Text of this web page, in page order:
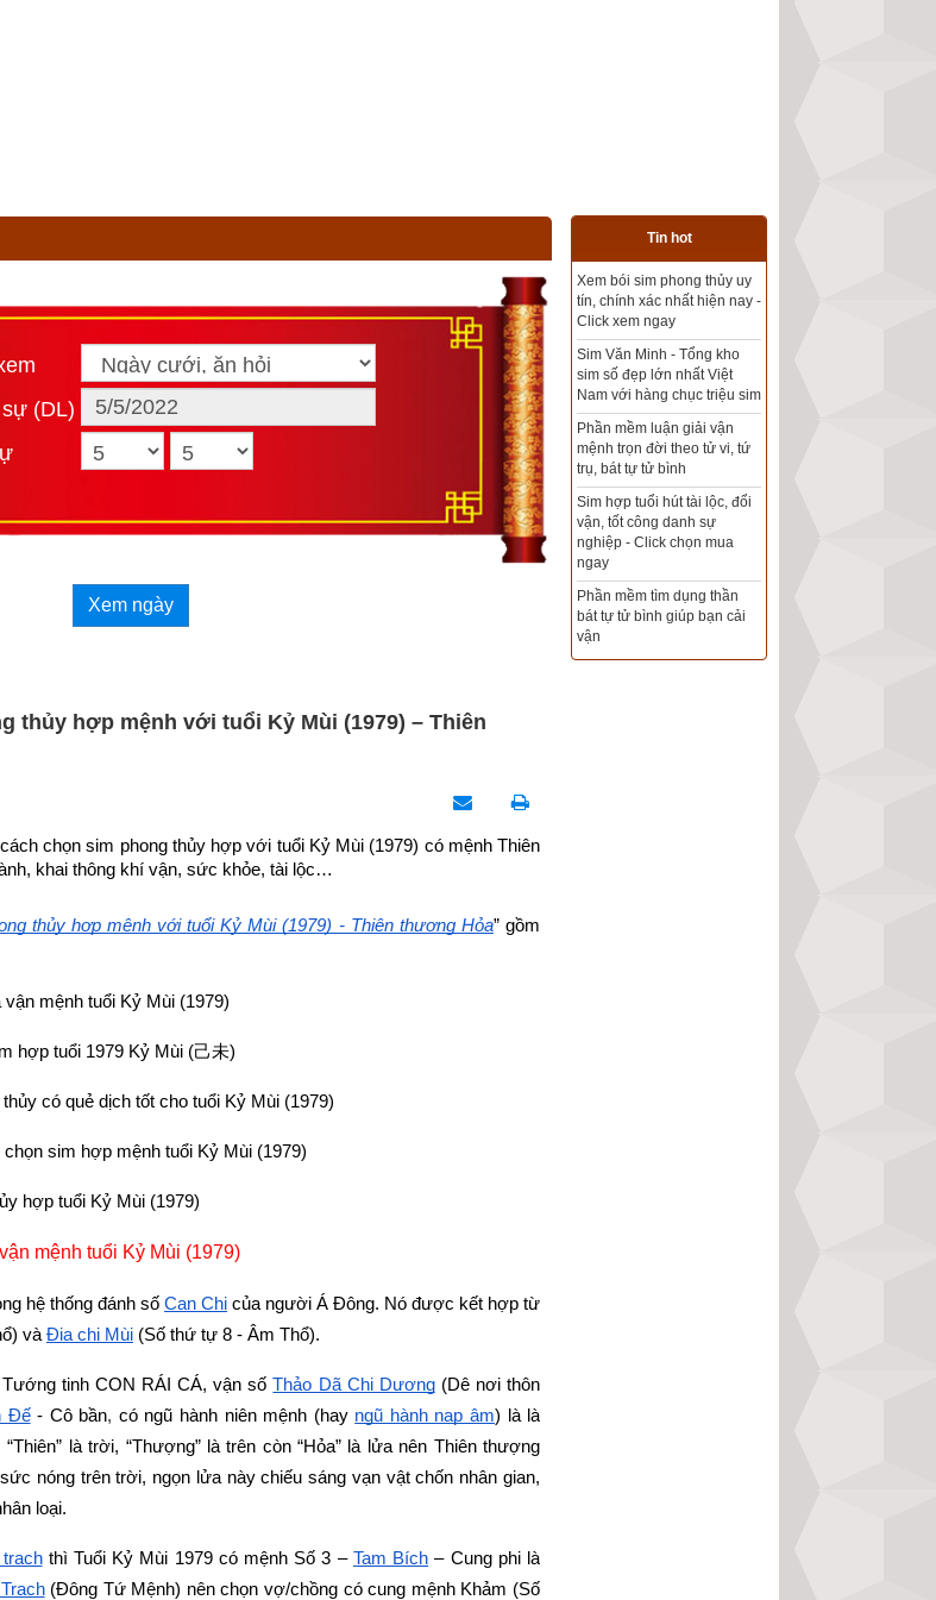
(DL)
Xem ngày
thủy hợp mệnh với tuổi Kỷ Mùi (1979) – Thiên
chọn sim phong thủy hợp với tuổi Kỷ Mùi (1979) có mệnh Thiên
khai thông khí vận, sức khỏe, tài lộc…
thủy hợp mệnh với tuổi Kỷ Mùi (1979) - Thiên thượng Hỏa” gồm
mệnh tuổi Kỷ Mùi (1979)
hợp tuổi 1979 Kỷ Mùi (己未)
có quẻ dịch tốt cho tuổi Kỷ Mùi (1979)
sim hợp mệnh tuổi Kỷ Mùi (1979)
hợp tuổi Kỷ Mùi (1979)
mệnh tuổi Kỷ Mùi (1979)
hệ thống đánh số Can Chi của người Á Đông. Nó được kết hợp từ
và Địa chi Mùi (Số thứ tự 8 - Âm Thổ).
tinh CON RÁI CÁ, vận số Thảo Dã Chi Dương (Dê nơi thôn
Ðế - Cô bần, có ngũ hành niên mệnh (hay ngũ hành nạp âm) là là
“Thiên” là trời, “Thượng” là trên còn “Hỏa” là lửa nên Thiên thượng
nóng trên trời, ngọn lửa này chiếu sáng vạn vật chốn nhân gian,
loại.
thì Tuổi Kỷ Mùi 1979 có mệnh Số 3 – Tam Bích – Cung phi là
(Đông Tứ Mệnh) nên chọn vợ/chồng có cung mệnh Khảm (Số
Tin hot
Tổng kho sim phong thủy -
Sim hợp tuổi - Sim hợp
Xem bói sim phong thủy
theo khoa học tử vi, tứ trụ
chính xác nhất
Mua sim Thần tài, Thần tài
theo bạn! Giao sim miễn phí
Xem ngày đẹp - chọn ngày
tốt khởi sự theo kinh dịch
chính xác nhất
Tổng Kho Sim Năm sinh 0x -
9x - 8x -7x -6x giá rẻ nhất thị
trường - Click xem ngay